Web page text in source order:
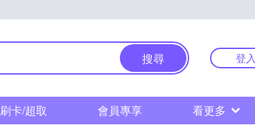
搜尋 登入
刷卡/超取 會員專享 看更多